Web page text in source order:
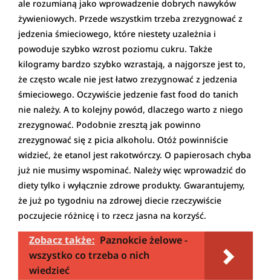
ale rozumianą jako wprowadzenie dobrych nawyków
żywieniowych. Przede wszystkim trzeba zrezygnować z
jedzenia śmieciowego, które niestety uzależnia i
powoduje szybko wzrost poziomu cukru. Także
kilogramy bardzo szybko wzrastają, a najgorsze jest to,
że często wcale nie jest łatwo zrezygnować z jedzenia
śmieciowego. Oczywiście jedzenie fast food do tanich
nie należy. A to kolejny powód, dlaczego warto z niego
zrezygnować. Podobnie zresztą jak powinno
zrezygnować się z picia alkoholu. Otóż powinniście
widzieć, że etanol jest rakotwórczy. O papierosach chyba
już nie musimy wspominać. Należy więc wprowadzić do
diety tylko i wyłącznie zdrowe produkty. Gwarantujemy,
że już po tygodniu na zdrowej diecie rzeczywiście
poczujecie różnicę i to rzecz jasna na korzyść.
Zobacz także: Paznokcie żelowe -
wszystko co trzeba o nich
wiedzieć